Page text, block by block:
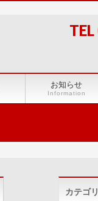
お知らせ
Information
カテゴ